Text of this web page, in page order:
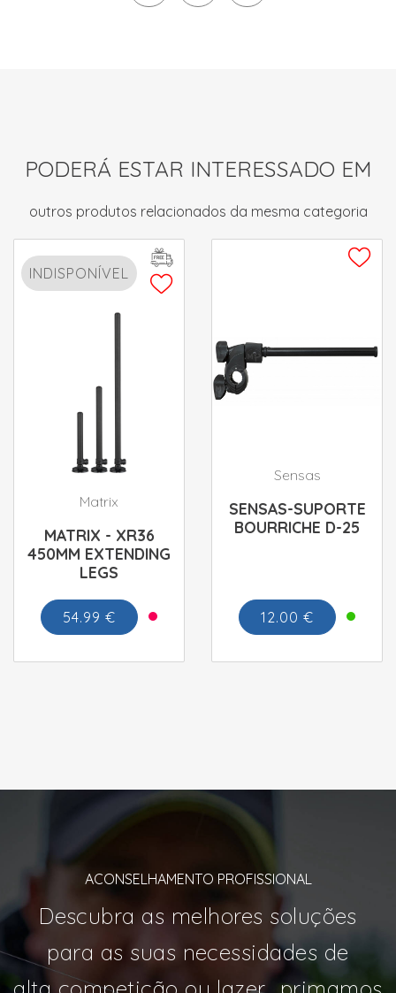
PODERÁ ESTAR INTERESSADO EM
outros produtos relacionados da mesma categoria
INDISPONÍVEL
Matrix
MATRIX - XR36
450MM EXTENDING
LEGS
54.99 €
Sensas
SENSAS-SUPORTE
BOURRICHE D-25
12.00 €
ACONSELHAMENTO PROFISSIONAL
Descubra as melhores soluções
para as suas necessidades de